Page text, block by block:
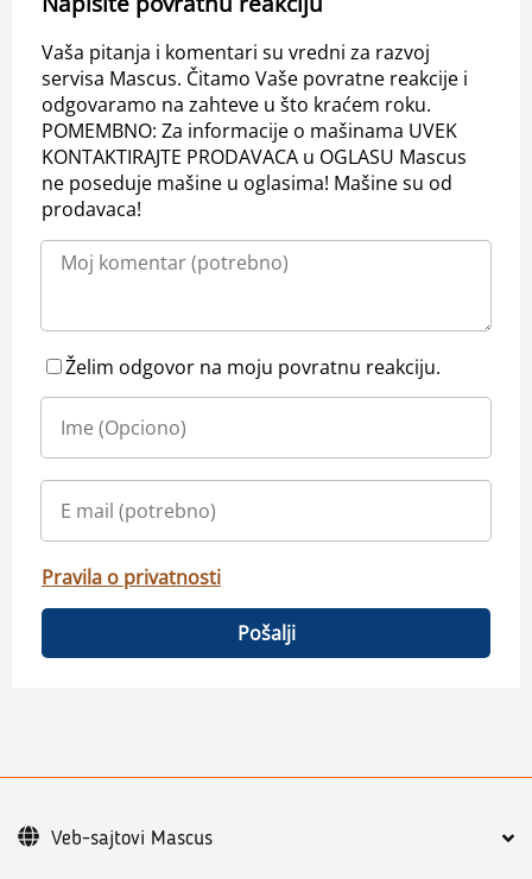
Vaša pitanja i komentari su vredni za razvoj
servisa Mascus. Čitamo Vaše povratne reakcije i
odgovaramo na zahteve u što kraćem roku.
POMEMBNO: Za informacije o mašinama UVEK
KONTAKTIRAJTE PRODAVACA u OGLASU Mascus
ne poseduje mašine u oglasima! Mašine su od
prodavaca!
Želim odgovor na moju povratnu reakciju.
Pravila o privatnosti
Pošalji
Veb-sajtovi Mascus